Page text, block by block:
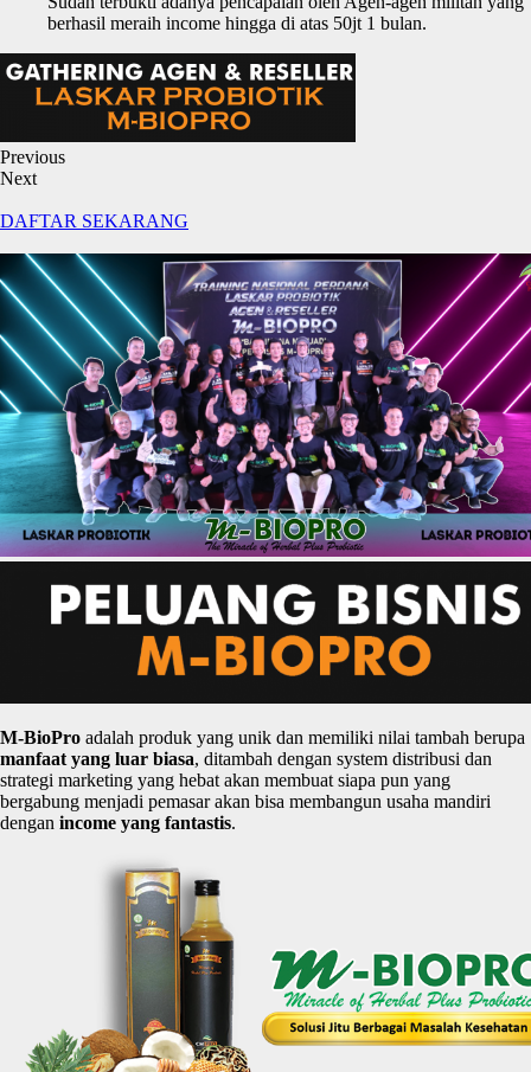
berhasil meraih income hingga di atas 50jt 1 bulan.
Previous
Next
DAFTAR SEKARANG
M-BioPro adalah produk yang unik dan memiliki nilai tambah berupa
manfaat yang luar biasa, ditambah dengan system distribusi dan
strategi marketing yang hebat akan membuat siapa pun yang
bergabung menjadi pemasar akan bisa membangun usaha mandiri
dengan income yang fantastis.